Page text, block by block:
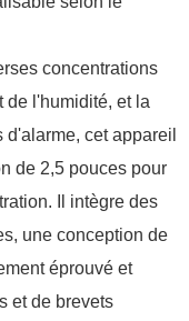
concentrations
de l'humidité, et la
cet appareil
de 2,5 pouces pour
Il intègre des
une conception de
éprouvé et
et de brevets